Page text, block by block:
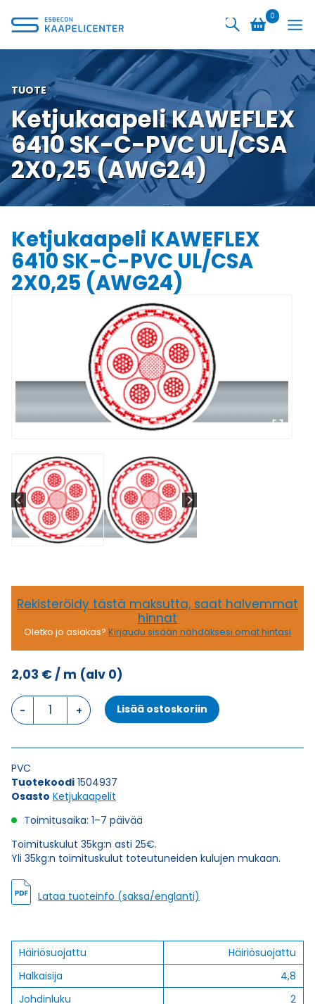
sisältöön
0
TUOTE
Ketjukaapeli KAWEFLEX
6410 SK-C-PVC UL/CSA
2X0,25 (AWG24)
Ketjukaapeli KAWEFLEX
6410 SK-C-PVC UL/CSA
2X0,25 (AWG24)
Rekisteröidy tästä maksutta, saat halvemmat
hinnat
Oletko jo asiakas? Kirjaudu sisään nähdäksesi omat hintasi
2,03 €/ m (alv 0)
Ketjukaapeli
KAWEFLEX
SK-
UL/CSA
2X0,25
(AWG24)
Lisää ostoskoriin
PVC
Tuotekoodi 1504937
Osasto Ketjukaapelit
Toimitusaika: 1–7 päivää
Toimituskulut 35kg:n asti 25€.
Yli 35kg:n toimituskulut toteutuneiden kulujen mukaan.
Lataa tuoteinfo (saksa/englanti)
Häiriösuojattu
Häiriösuojattu
Halkaisija
4,8
Johdinluku
2